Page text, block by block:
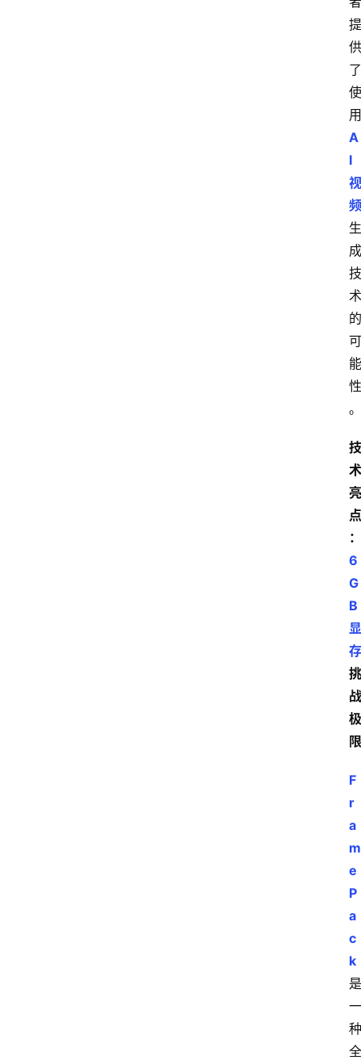
提
供
了
使
用
A
I
视
频
生
成
技
术
的
可
能
性
。
技
术
亮
点
：
6
G
B
显
存
挑
战
极
限
F
r
a
m
e
P
a
c
k
是
一
种
全